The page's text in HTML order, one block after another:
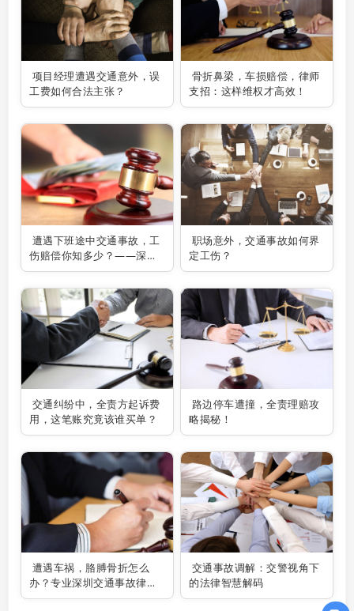
项目经理遭遇交通意外，误
工费如何合法主张？
骨折鼻梁，车损赔偿，律师
支招：这样维权才高效！
遭遇下班途中交通事故，工
伤赔偿你知多少？——深圳
交通事故律师为你解疑答
惑！
职场意外，交通事故如何界
定工伤？
交通纠纷中，全责方起诉费
用，这笔账究竟该谁买单？
路边停车遭撞，全责理赔攻
略揭秘！
遭遇车祸，胳膊骨折怎么
办？专业深圳交通事故律师
助你维权
交通事故调解：交警视角下
的法律智慧解码